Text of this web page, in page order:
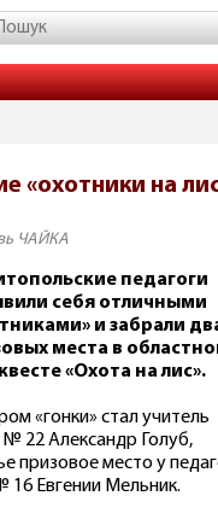
«охотники на
ЧАЙКА
педагоги
себя отличными
и забрали
места в
«Охота на лис».
«гонки» стал учитель
22 Александр Голуб,
призовое место у
16 Евгении Мельник.